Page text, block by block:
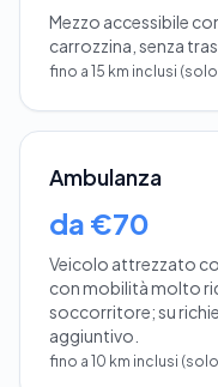
Mezzo accessibile
carrozzina, senza
fino a 15 km inclusi
Ambulanza
da €70
Veicolo attrezzato
con mobilità molto
soccorritore; su
aggiuntivo.
fino a 10 km inclusi